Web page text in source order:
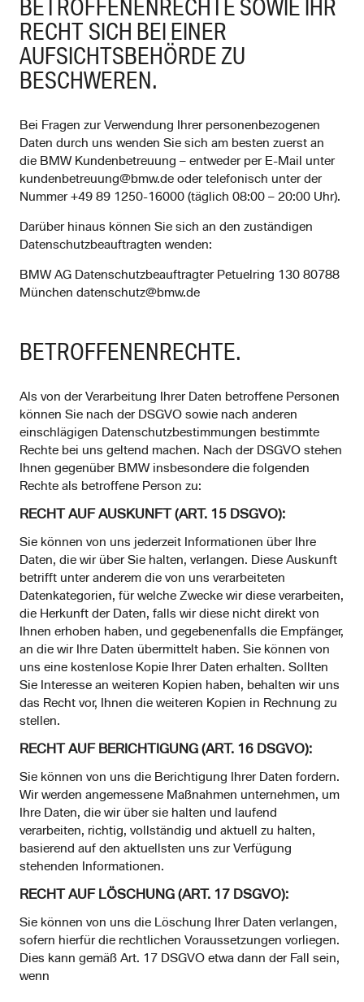
BETROFFENENRECHTE SOWIE IHR
RECHT SICH BEI EINER
AUFSICHTSBEHÖRDE ZU
BESCHWEREN.
Bei Fragen zur Verwendung Ihrer personenbezogenen
Daten durch uns wenden Sie sich am besten zuerst an
die BMW Kundenbetreuung – entweder per E-Mail unter
kundenbetreuung@bmw.de oder telefonisch unter der
Nummer +49 89 1250-16000 (täglich 08:00 – 20:00 Uhr).
Darüber hinaus können Sie sich an den zuständigen
Datenschutzbeauftragten wenden:
BMW AG Datenschutzbeauftragter Petuelring 130 80788
München datenschutz@bmw.de
BETROFFENENRECHTE.
Als von der Verarbeitung Ihrer Daten betroffene Personen
können Sie nach der DSGVO sowie nach anderen
einschlägigen Datenschutzbestimmungen bestimmte
Rechte bei uns geltend machen. Nach der DSGVO stehen
Ihnen gegenüber BMW insbesondere die folgenden
Rechte als betroffene Person zu:
RECHT AUF AUSKUNFT (ART. 15 DSGVO):
Sie können von uns jederzeit Informationen über Ihre
Daten, die wir über Sie halten, verlangen. Diese Auskunft
betrifft unter anderem die von uns verarbeiteten
Datenkategorien, für welche Zwecke wir diese verarbeiten,
die Herkunft der Daten, falls wir diese nicht direkt von
Ihnen erhoben haben, und gegebenenfalls die Empfänger,
an die wir Ihre Daten übermittelt haben. Sie können von
uns eine kostenlose Kopie Ihrer Daten erhalten. Sollten
Sie Interesse an weiteren Kopien haben, behalten wir uns
das Recht vor, Ihnen die weiteren Kopien in Rechnung zu
stellen.
RECHT AUF BERICHTIGUNG (ART. 16 DSGVO):
Sie können von uns die Berichtigung Ihrer Daten fordern.
Wir werden angemessene Maßnahmen unternehmen, um
Ihre Daten, die wir über sie halten und laufend
verarbeiten, richtig, vollständig und aktuell zu halten,
basierend auf den aktuellsten uns zur Verfügung
stehenden Informationen.
RECHT AUF LÖSCHUNG (ART. 17 DSGVO):
Sie können von uns die Löschung Ihrer Daten verlangen,
sofern hierfür die rechtlichen Voraussetzungen vorliegen.
Dies kann gemäß Art. 17 DSGVO etwa dann der Fall sein,
wenn